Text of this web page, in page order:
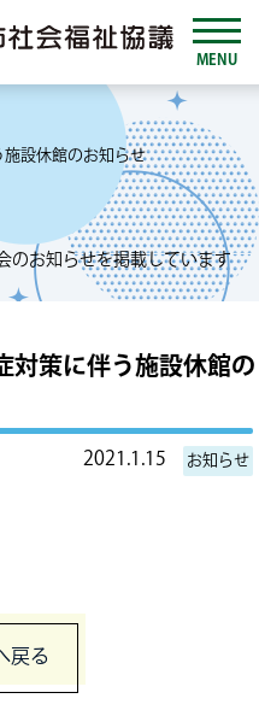
MENU
設休館のお知らせ
のお知らせを掲載しています
対策に伴う施設休館の
2021.1.15 お知らせ
戻る